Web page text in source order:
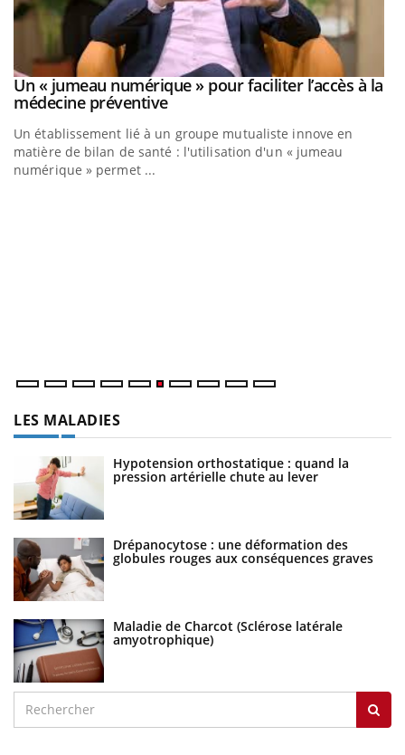
Youtube
Un « jumeau numérique » pour faciliter l’accès à la
médecine préventiveYoutube
Un établissement lié à un groupe mutualiste innove en
matière de bilan de santé : l'utilisation d'un « jumeau
numérique » permet ...
LES MALADIES
Hypotension orthostatique : quand la
pression artérielle chute au lever
Drépanocytose : une déformation des
globules rouges aux conséquences graves
Maladie de Charcot (Sclérose latérale
amyotrophique)